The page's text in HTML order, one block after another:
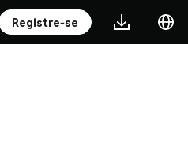
Registre-se